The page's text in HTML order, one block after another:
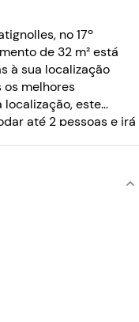
no 17º
de 32 m² está
à sua localização
melhores
localização, este
até 2 pessoas e irá